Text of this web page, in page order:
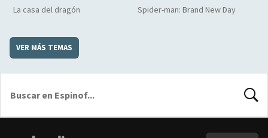
La casa del dragón Spider-man: Brand New Day
VER MÁS TEMAS